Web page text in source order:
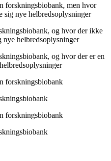
forskningsbiobank, men hvor
sig nye helbredsoplysninger
og hvor der ikke
nye helbredsoplysninger
og hvor der er en
forskningsbiobank
forskningsbiobank